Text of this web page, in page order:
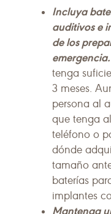
Incluya
auditivos e
de los
emergencia.
tenga
3 meses.
persona al
que tenga
teléfono o
dónde
tamaño
baterías
implantes
Mantenga